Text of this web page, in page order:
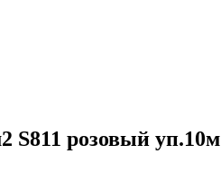
S811 розовый уп.10м